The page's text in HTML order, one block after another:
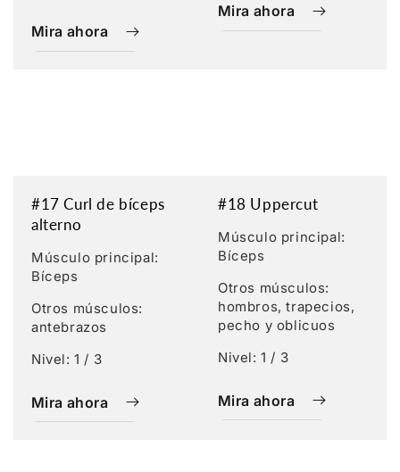
Mira ahora
Mira ahora
#17 Curl de bíceps
alterno
Músculo principal:
Bíceps
Otros músculos:
antebrazos
Nivel: 1 / 3
Mira ahora
#18 Uppercut
Músculo principal:
Bíceps
Otros músculos:
hombros, trapecios,
pecho y oblicuos
Nivel: 1 / 3
Mira ahora